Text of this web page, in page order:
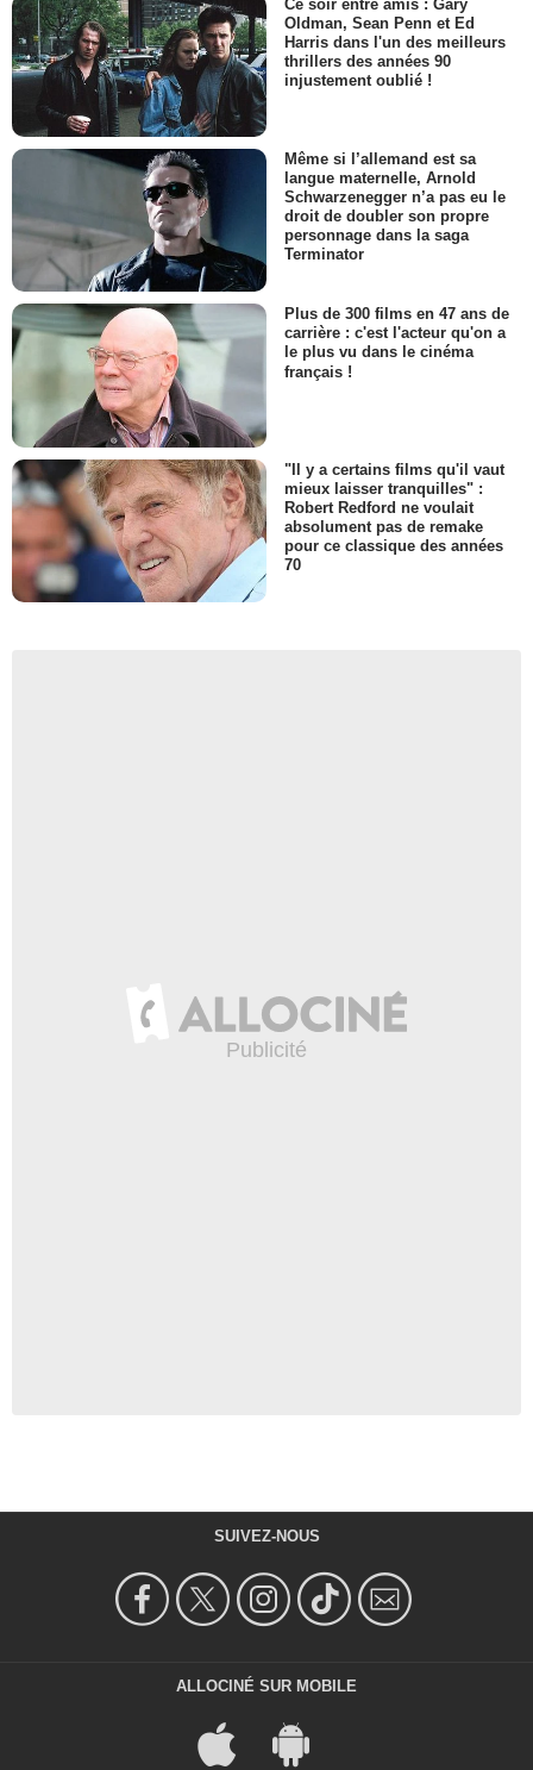
Ce soir entre amis : Gary
Oldman, Sean Penn et Ed
Harris dans l'un des meilleurs
thrillers des années 90
injustement oublié !
Même si l’allemand est sa
langue maternelle, Arnold
Schwarzenegger n’a pas eu le
droit de doubler son propre
personnage dans la saga
Terminator
Plus de 300 films en 47 ans de
carrière : c'est l'acteur qu'on a
le plus vu dans le cinéma
français !
"Il y a certains films qu'il vaut
mieux laisser tranquilles" :
Robert Redford ne voulait
absolument pas de remake
pour ce classique des années
70
SUIVEZ-NOUS
ALLOCINÉ SUR MOBILE